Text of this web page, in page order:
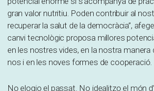
gran valor nutritiu. Poden contribuir al
recuperar la salut de la democràcia”,
canvi tecnològic proposa millores
en les nostres vides, en la nostra manera
nos i en les noves formes de cooperació.
No elogio el passat. No idealitzo el món